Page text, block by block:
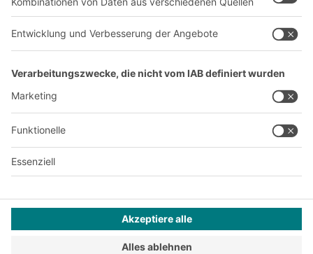
YOUR LIFE.
+49 (6753) 122-922
Dieses Angebot ist für Industrie, Handwerk, Handel und die
freien Berufe zur Verwendung in der selbstständigen,
beruflichen oder gewerblichen Tätigkeit bestimmt.